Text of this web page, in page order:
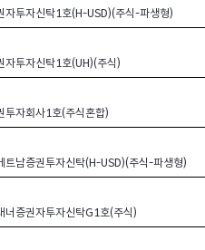
자투자신탁1호(H-USD)(주식-파생형)
자투자신탁1호(UH)(주식)
투자회사1호(주식혼합)
트남증권투자신탁(H-USD)(주식-파생형)
너증권자투자신탁G1호(주식)